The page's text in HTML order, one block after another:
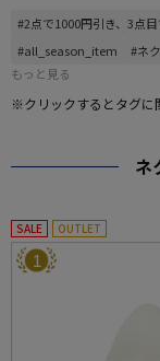
#2点で1000円引き、3点
#all_season_item
#ネ
もっと見る
※クリックするとタグに
ネ
SALE OUTLET
1